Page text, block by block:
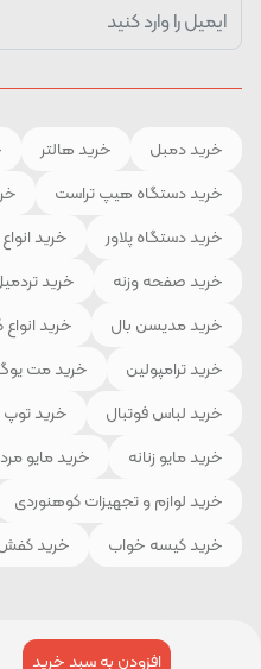
افزودن به سبد خرید
خرید دمبل خرید هالتر
خرید دستگاه هیپ تراست
خرید دستگاه پلاور
خرید
خرید صفحه وزنه
خرید
خرید مدیسن بال
خرید
خرید ترامپولین
خرید مت
خرید لباس فوتبال
خرید
خرید مایو زنانه
خرید مایو
خرید لوازم و تجهیزات کوهنوردی
خرید کیسه خواب
خرید